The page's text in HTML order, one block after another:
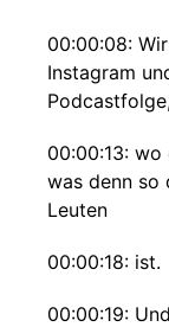
00:00:08:
Instagram
00:00:13:
was denn so
Leuten
00:00:18: ist.
00:00:19: